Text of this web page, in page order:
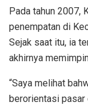
Pada tahun 2007,
penempatan di
Sejak saat itu, ia
akhirnya
“Saya melihat
berorientasi pasar